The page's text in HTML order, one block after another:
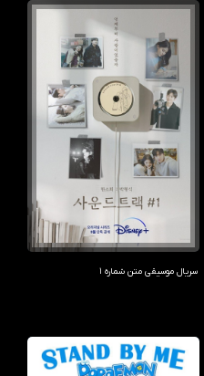
سریال موسیقی متن شماره 1